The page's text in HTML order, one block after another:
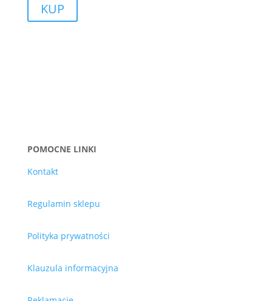
wynosiła:
KUP
POMOCNE LINKI
Kontakt
Regulamin sklepu
Polityka prywatności
Klauzula informacyjna